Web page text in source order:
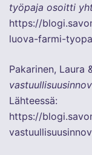
työpaja osoitti
https://
luova-farmi-
Pakarinen, Laura
Lähteessä:
https://